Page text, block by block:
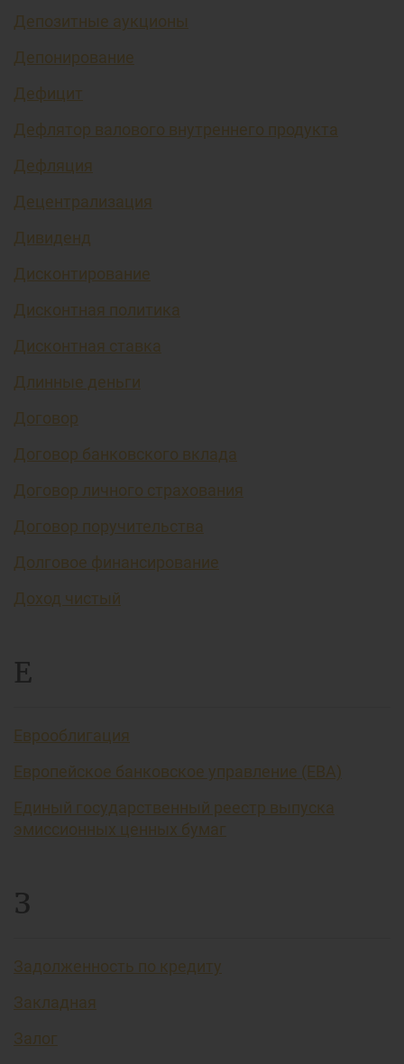
Депозитные аукционы
Депонирование
Дефицит
Дефлятор валового внутреннего продукта
Дефляция
Децентрализация
Дивиденд
Дисконтирование
Дисконтная политика
Дисконтная ставка
Длинные деньги
Договор
Договор банковского вклада
Договор личного страхования
Договор поручительства
Долговое финансирование
Доход чистый
Е
Еврооблигация
Европейское банковское управление (EBA)
Единый государственный реестр выпуска
эмиссионных ценных бумаг
З
Задолженность по кредиту
Закладная
Залог